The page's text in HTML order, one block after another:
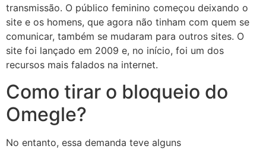
transmissão. O público feminino começou deixando o
site e os homens, que agora não tinham com quem se
comunicar, também se mudaram para outros sites. O
site foi lançado em 2009 e, no início, foi um dos
recursos mais falados na internet.
Como tirar o bloqueio do
Omegle?
No entanto, essa demanda teve alguns